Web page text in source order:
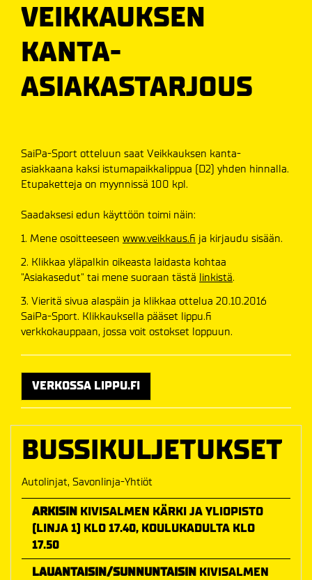
VEIKKAUKSEN
KANTA-
ASIAKASTARJOUS
SaiPa-Sport otteluun saat Veikkauksen kanta-
asiakkaana kaksi istumapaikkalippua (D2) yhden hinnalla.
Etupaketteja on myynnissä 100 kpl.
Saadaksesi edun käyttöön toimi näin:
1. Mene osoitteeseen www.veikkaus.fi ja kirjaudu sisään.
2. Klikkaa yläpalkin oikeasta laidasta kohtaa
"Asiakasedut" tai mene suoraan tästä linkistä.
3. Vieritä sivua alaspäin ja klikkaa ottelua 20.10.2016
SaiPa-Sport. Klikkauksella pääset lippu.fi
verkkokauppaan, jossa voit ostokset loppuun.
VERKOSSA LIPPU.FI
BUSSIKULJETUKSET
Autolinjat, Savonlinja-Yhtiöt
ARKISIN KIVISALMEN KÄRKI JA YLIOPISTO
(LINJA 1) KLO 17.40, KOULUKADULTA KLO
17.50
LAUANTAISIN/SUNNUNTAISIN KIVISALMEN